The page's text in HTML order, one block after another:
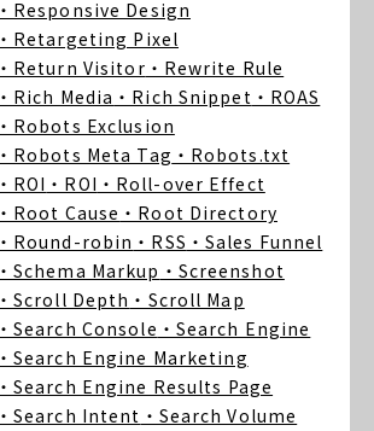
・Responsive Design
・Retargeting Pixel
・Return Visitor ・Rewrite Rule
・Rich Media ・Rich Snippet ・ROAS
・Robots Exclusion
・Robots Meta Tag ・Robots.txt
・ROI ・ROI ・Roll-over Effect
・Root Cause ・Root Directory
・Round-robin ・RSS ・Sales Funnel
・Schema Markup ・Screenshot
・Scroll Depth ・Scroll Map
・Search Console ・Search Engine
・Search Engine Marketing
・Search Engine Results Page
・Search Intent ・Search Volume